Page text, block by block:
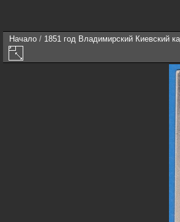
Начало / 1851 год Владимирский Киевский